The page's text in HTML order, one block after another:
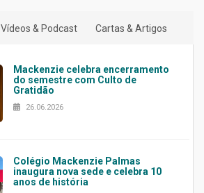
Vídeos & Podcast Cartas & Artigos
Mackenzie celebra encerramento
do semestre com Culto de
Gratidão
26.06.2026
Colégio Mackenzie Palmas
inaugura nova sede e celebra 10
anos de história